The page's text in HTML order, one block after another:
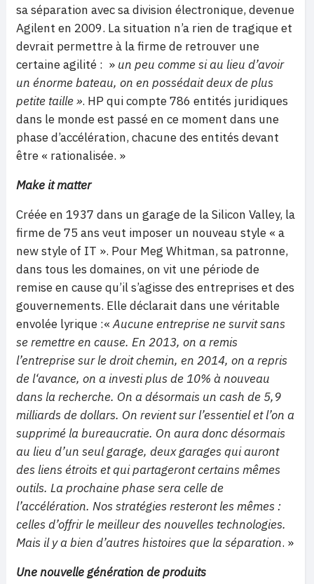
sa séparation avec sa division électronique, devenue
Agilent en 2009. La situation n’a rien de tragique et
devrait permettre à la firme de retrouver une
certaine agilité : » un peu comme si au lieu d’avoir
un énorme bateau, on en possédait deux de plus
petite taille ». HP qui compte 786 entités juridiques
dans le monde est passé en ce moment dans une
phase d’accélération, chacune des entités devant
être « rationalisée. »
Make it matter
Créée en 1937 dans un garage de la Silicon Valley, la
firme de 75 ans veut imposer un nouveau style « a
new style of IT ». Pour Meg Whitman, sa patronne,
dans tous les domaines, on vit une période de
remise en cause qu’il s’agisse des entreprises et des
gouvernements. Elle déclarait dans une véritable
envolée lyrique :«Aucune entreprise ne survit sans
se remettre en cause. En 2013, on a remis
l’entreprise sur le droit chemin, en 2014, on a repris
de l‘avance, on a investi plus de 10% à nouveau
dans la recherche. On a désormais un cash de 5,9
milliards de dollars. On revient sur l’essentiel et l’on a
supprimé la bureaucratie. On aura donc désormais
au lieu d’un seul garage, deux garages qui auront
des liens étroits et qui partageront certains mêmes
outils. La prochaine phase sera celle de
l’accélération. Nos stratégies resteront les mêmes :
celles d’offrir le meilleur des nouvelles technologies.
Mais il y a bien d’autres histoires que la séparation. »
Une nouvelle génération de produits